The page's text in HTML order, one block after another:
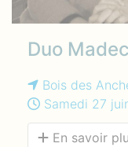
Duo
Bois des
Samedi 27
En savoir